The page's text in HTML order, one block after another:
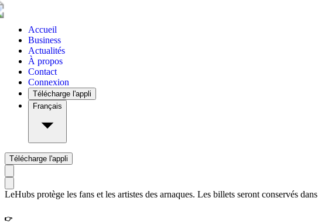
Accueil
Business
Actualités
À propos
Contact
Connexion
Télécharge l'appli
Français
Télécharge l'appli
LeHubs protège les fans et les artistes des arnaques. Les billets seront conservés
👉